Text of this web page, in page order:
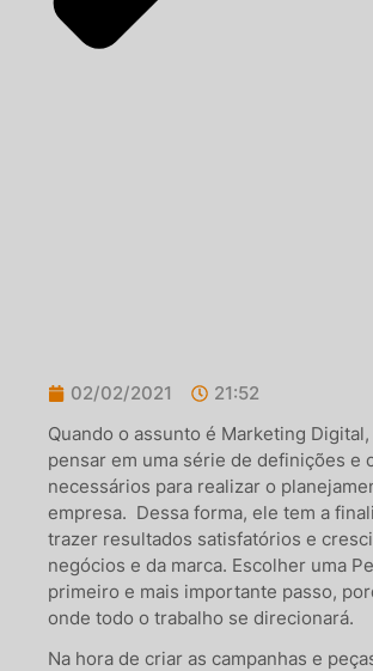
02/02/2021
21:52
Quando o assunto é Marketing
pensar em uma série de definições e
necessários para realizar o
empresa. Dessa forma, ele tem a
trazer resultados satisfatórios e
negócios e da marca. Escolher uma
primeiro e mais importante passo,
onde todo o trabalho se direcionará.
Na hora de criar as campanhas e